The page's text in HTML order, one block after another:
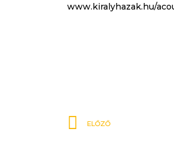
www.kiralyhazak.hu/
Előző
ELŐZŐ